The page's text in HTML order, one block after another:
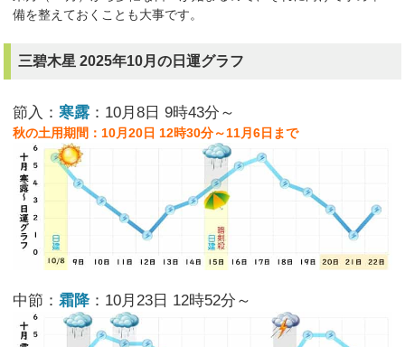
備を整えておくことも大事です。
三碧木星 2025年10月の日運グラフ
節入：寒露 ：10月8日 9時43分～
秋の土用期間：10月20日 12時30分～11月6日まで
中節：霜降：10月23日 12時52分～